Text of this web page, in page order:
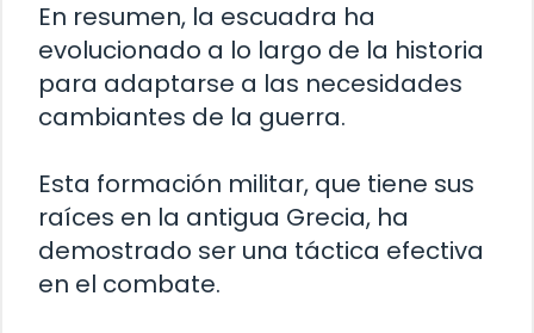
En resumen, la escuadra ha
evolucionado a lo largo de la historia
para adaptarse a las necesidades
cambiantes de la guerra.
Esta formación militar, que tiene sus
raíces en la antigua Grecia, ha
demostrado ser una táctica efectiva
en el combate.